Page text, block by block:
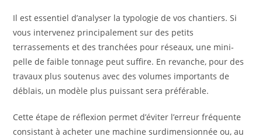
Il est essentiel d’analyser la typologie de vos chantiers. Si
vous intervenez principalement sur des petits
terrassements et des tranchées pour réseaux, une mini-
pelle de faible tonnage peut suffire. En revanche, pour des
travaux plus soutenus avec des volumes importants de
déblais, un modèle plus puissant sera préférable.
Cette étape de réflexion permet d’éviter l’erreur fréquente
consistant à acheter une machine surdimensionnée ou, au